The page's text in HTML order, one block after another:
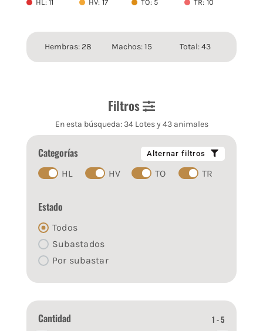
HL: 11 HV: 17 TO: 5 TR: 10
Hembras: 28 Machos: 15 Total: 43
Filtros
En esta búsqueda: 34 Lotes y 43 animales
Categorías Alternar filtros
HL HV TO TR
Estado
Todos
Subastados
Por subastar
Cantidad 1 - 5